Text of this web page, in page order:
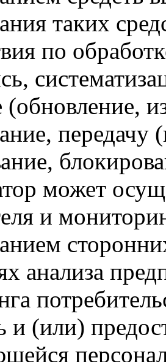
таких
по
(обновление,
передачу
может
и
анализа
и (или)